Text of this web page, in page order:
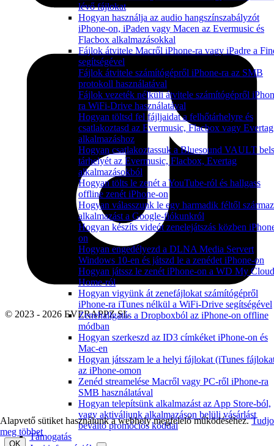
lévő fájlokat
Hogyan használja az audio hangszínszabályzót
iPhone-on, iPaden vagy Macen az Evermusic és
Flacbox alkalmazásokkal
Fájlok átvitele Macről iPhone-ra vagy iPadre a
segítségével
Fájlok átvitele számítógépről iPhone-ra az SMB
protokoll használatával
Fájlok vezeték nélküli átvitele számítógépről
ra WiFi-Drive használatával
Hogyan töltsd fel fájljaidat a felhőtárhelyre és
csatlakoztasd az Evermusic, Flacbox vagy Evertag
alkalmazáshoz
Hogyan csatlakoztassuk a Bluesound VAULT
tárhelyét az Evermusic, Flacbox, Evertag
alkalmazásokból
Hogyan tölts le zenét a YouTube-ról és hallgass
offline zenét iPhone-on
Hogyan válasszunk le egy harmadik féltől
alkalmazást a Google-fiókunkról
Hogyan készíts videót zenelejátszás közben
on
Hogyan engedélyezd a DLNA Media Servert
Windows 10-en és játszd le a zenédet iPhone-on
Hogyan játssz le zenét iPhone-on a WD My Cloud
Home-ról
Hogyan vigyünk át zenefájlokat számítógépről
iPhone-ra iTunes nélkül a WiFi-Drive segítségével
Zenehallgatás a Dropboxból az iPhone-on offline
módban
Hogyan szerkeszd az ID3 címkéket iPhone-on és
Mac-en
Hogyan játsszam le a helyi fájlokat (iTunes
az iPhone-omon
Zenéd streamelése Macről vagy PC-ről iPhone-ra
SMB használatával
Hogyan telepítsünk alkalmazást az App Store-ból,
vagy aktiváljunk alkalmazáson belüli vásárlást
beváltó promóciós kóddal
Támogatás
Alapvető sütiket használunk a webhely megfelelő működéséhez.
meg többet
OK
© 2023 - 2026 EVERAPPZ SL